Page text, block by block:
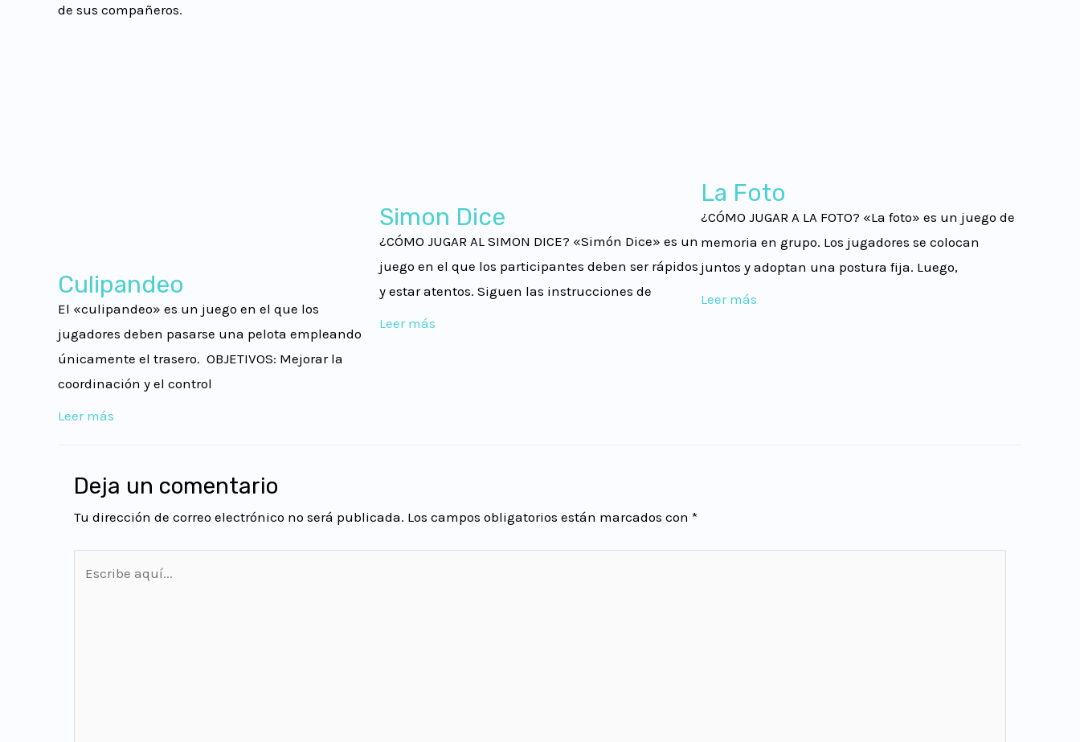
de sus compañeros.
Culipandeo
El «culipandeo» es un juego en el que los
jugadores deben pasarse una pelota empleando
únicamente el trasero. OBJETIVOS: Mejorar la
coordinación y el control
Leer más
Simon Dice
¿CÓMO JUGAR AL SIMON DICE? «Simón Dice» es un
juego en el que los participantes deben ser rápidos
y estar atentos. Siguen las instrucciones de
Leer más
La Foto
¿CÓMO JUGAR A LA FOTO? «La foto» es un juego de
memoria en grupo. Los jugadores se colocan
juntos y adoptan una postura fija. Luego,
Leer más
Deja un comentario
Tu dirección de correo electrónico no será publicada. Los campos obligatorios están marcados con *